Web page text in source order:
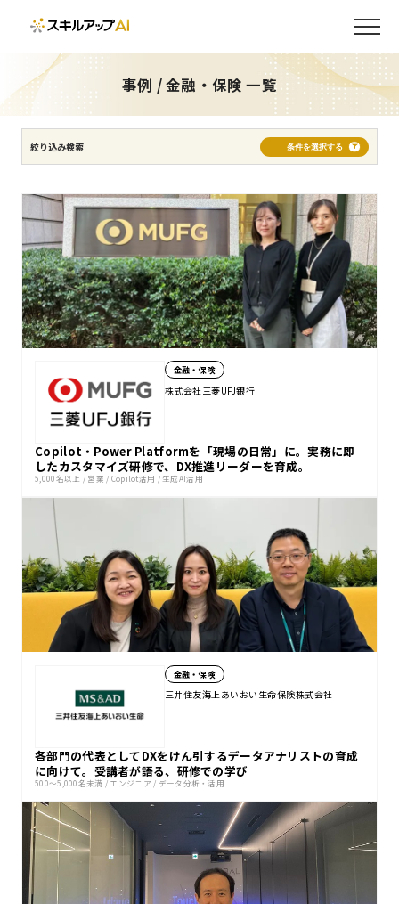
事例 / 金融・保険 一覧
絞り込み検索 条件を選択する
インフラ・エネルギー
AIエージェント開発 AI/DXリテラシー向上 AI/DX推進人材育成
AI開発内製化
実務・成果直結
AI活用文化構築 DXのプロジェクト推進者を育成したい
コミュニティ構築金融・保険
株式会社三菱UFJ銀行
Copilot・Power Platformを「現場の日常」に。実務に即
したカスタマイズ研修で、DX推進リーダーを育成。
5,000名以上 / 営業 / Copilot活用 / 生成AI活用
金融・保険
三井住友海上あいおい生命保険株式会社
各部門の代表としてDXをけん引するデータアナリストの育成
に向けて。受講者が語る、研修での学び
500〜5,000名未満 / エンジニア / データ分析・活用